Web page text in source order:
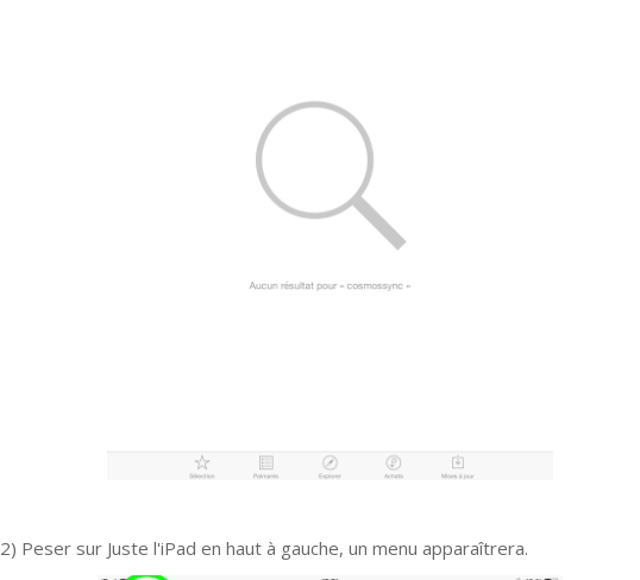
2) Peser sur Juste l'iPad en haut à gauche, un menu apparaîtrera.